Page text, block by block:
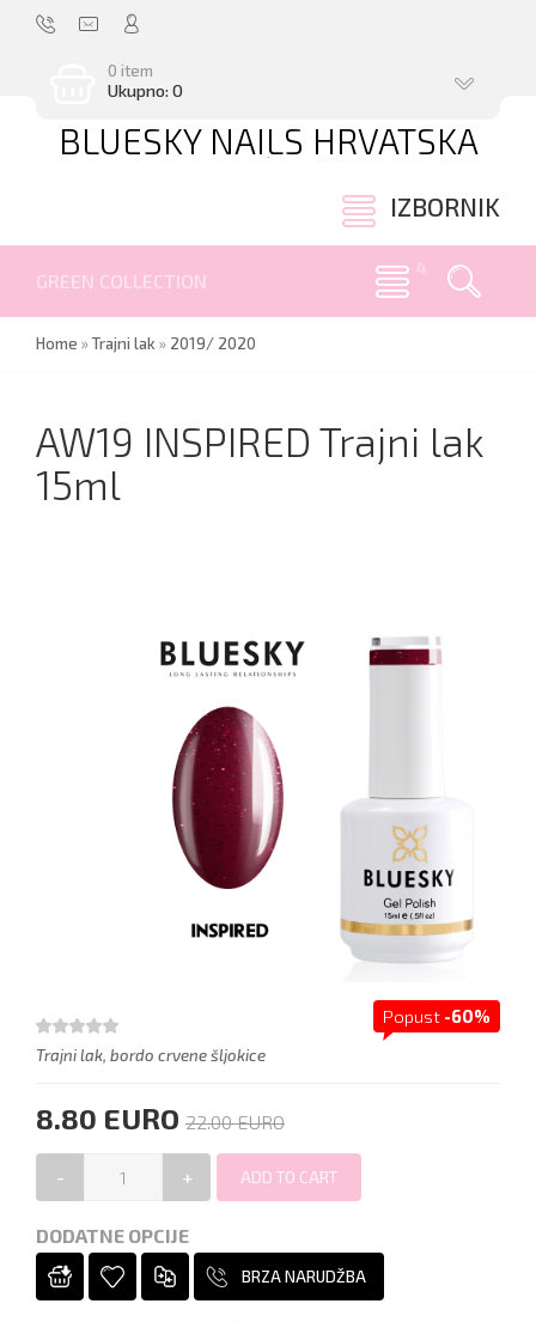
0 item
Ukupno: 0
BLUESKY NAILS HRVATSKA
.
IZBORNIK
GREEN COLLECTION
Home »Trajni lak » 2019/ 2020
AW19 INSPIRED Trajni lak
15ml
Popust -60%
Trajni lak, bordo crvene šljokice
8.80 EURO 22.00 EURO
- +
DODATNE OPCIJE
BRZA NARUDŽBA